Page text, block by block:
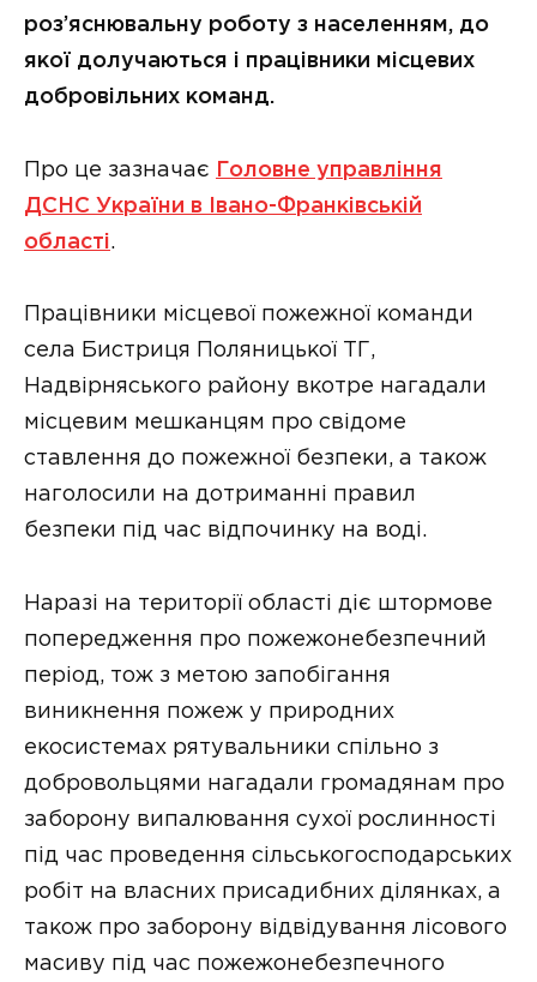
роз’яснювальну роботу з населенням, до
якої долучаються і працівники місцевих
добровільних команд.
Про це зазначає
Головне управління
ДСНС України в Івано-Франківській
області.
Працівники місцевої пожежної команди
села Бистриця Поляницької ТГ,
Надвірняського району вкотре нагадали
місцевим мешканцям про свідоме
ставлення до пожежної безпеки, а також
наголосили на дотриманні правил
безпеки під час відпочинку на воді.
Наразі на території області діє штормове
попередження про пожежонебезпечний
період, тож з метою запобігання
виникнення пожеж у природних
екосистемах рятувальники спільно з
добровольцями нагадали громадянам про
заборону випалювання сухої рослинності
під час проведення сільськогосподарських
робіт на власних присадибних ділянках, а
також про заборону відвідування лісового
масиву під час пожежонебезпечного